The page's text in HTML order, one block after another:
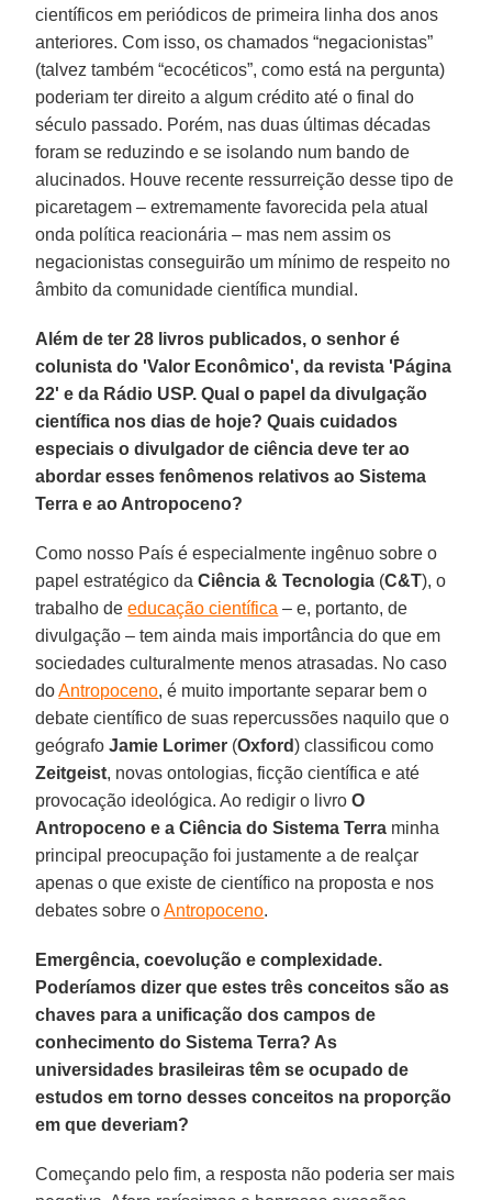
científicos em periódicos de primeira linha dos anos
anteriores. Com isso, os chamados “negacionistas”
(talvez também “ecocéticos”, como está na pergunta)
poderiam ter direito a algum crédito até o final do
século passado. Porém, nas duas últimas décadas
foram se reduzindo e se isolando num bando de
alucinados. Houve recente ressurreição desse tipo de
picaretagem – extremamente favorecida pela atual
onda política reacionária – mas nem assim os
negacionistas conseguirão um mínimo de respeito no
âmbito da comunidade científica mundial.
Além de ter 28 livros publicados, o senhor é
colunista do 'Valor Econômico', da revista 'Página
22' e da Rádio USP. Qual o papel da divulgação
científica nos dias de hoje? Quais cuidados
especiais o divulgador de ciência deve ter ao
abordar esses fenômenos relativos ao Sistema
Terra e ao Antropoceno?
Como nosso País é especialmente ingênuo sobre o
papel estratégico daCiência & Tecnologia (C&T), o
trabalho deeducação científica – e, portanto, de
divulgação – tem ainda mais importância do que em
sociedades culturalmente menos atrasadas. No caso
doAntropoceno, é muito importante separar bem o
debate científico de suas repercussões naquilo que o
geógrafoJamie Lorimer (Oxford) classificou como
Zeitgeist, novas ontologias, ficção científica e até
provocação ideológica. Ao redigir o livroO
Antropoceno e a Ciência do Sistema Terra minha
principal preocupação foi justamente a de realçar
apenas o que existe de científico na proposta e nos
debates sobre oAntropoceno.
Emergência, coevolução e complexidade.
Poderíamos dizer que estes três conceitos são as
chaves para a unificação dos campos de
conhecimento do Sistema Terra? As
universidades brasileiras têm se ocupado de
estudos em torno desses conceitos na proporção
em que deveriam?
Começando pelo fim, a resposta não poderia ser mais